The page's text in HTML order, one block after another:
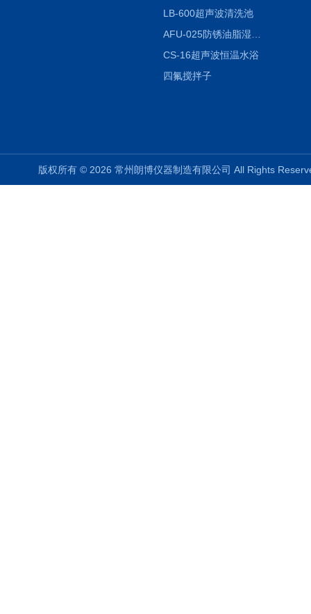
LB-600超声波清洗池
CS-16超声波恒温水浴
四氟搅拌子
版权所有 © 2026 常州朗博仪器制造有限公司 All Rights